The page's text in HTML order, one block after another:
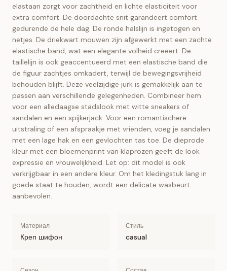
elastaan zorgt voor zachtheid en lichte elasticiteit voor
extra comfort. De doordachte snit garandeert comfort
gedurende de hele dag. De ronde halslijn is ingetogen en
netjes. De driekwart mouwen zijn afgewerkt met een zachte
elastische band, wat een elegante volheid creëert. De
taillelijn is ook geaccentueerd met een elastische band die
de figuur zachtjes omkadert, terwijl de bewegingsvrijheid
behouden blijft. Deze veelzijdige jurk is gemakkelijk aan te
passen aan verschillende gelegenheden. Combineer hem
voor een alledaagse stadslook met witte sneakers of
sandalen en een spijkerjack. Voor een romantischere
uitstraling of een afspraakje met vrienden, voeg je sandalen
met een lage hak en een gevlochten tas toe. De dieprode
kleur met een bloemenprint van klaprozen geeft de look
expressie en vrouwelijkheid. Let op: dit model is ook
verkrijgbaar in een andere kleur. Om het kledingstuk lang in
goede staat te houden, wordt een delicate wasbeurt
aanbevolen.
Материал
Креп шифон
Стиль
casual